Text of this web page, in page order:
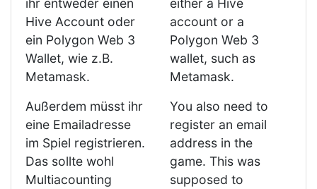
Hive Account oder
ein Polygon Web 3
Wallet, wie z.B.
Metamask.
Außerdem müsst ihr
eine Emailadresse
im Spiel registrieren.
Das sollte wohl
Multiacounting
account or a
Polygon Web 3
wallet, such as
Metamask.
You also need to
register an email
address in the
game. This was
supposed to